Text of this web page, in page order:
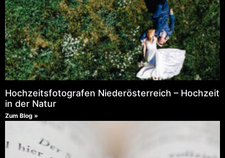
Hochzeitsfotografen Niederösterreich – Hochzeit
in der Natur
Zum Blog »